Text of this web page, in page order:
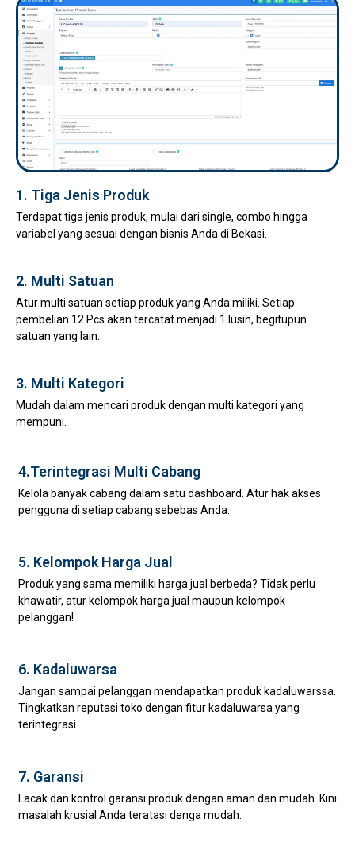
1. Tiga Jenis Produk
Terdapat tiga jenis produk, mulai dari single, combo hingga
variabel yang sesuai dengan bisnis Anda di Bekasi.
2. Multi Satuan
Atur multi satuan setiap produk yang Anda miliki. Setiap
pembelian 12 Pcs akan tercatat menjadi 1 lusin, begitupun
satuan yang lain.
3. Multi Kategori
Mudah dalam mencari produk dengan multi kategori yang
mempuni.
4.Terintegrasi Multi Cabang
Kelola banyak cabang dalam satu dashboard. Atur hak akses
pengguna di setiap cabang sebebas Anda.
5. Kelompok Harga Jual
Produk yang sama memiliki harga jual berbeda? Tidak perlu
khawatir, atur kelompok harga jual maupun kelompok
pelanggan!
6. Kadaluwarsa
Jangan sampai pelanggan mendapatkan produk kadaluwarssa.
Tingkatkan reputasi toko dengan fitur kadaluwarsa yang
terintegrasi.
7. Garansi
Lacak dan kontrol garansi produk dengan aman dan mudah. Kini
masalah krusial Anda teratasi denga mudah.